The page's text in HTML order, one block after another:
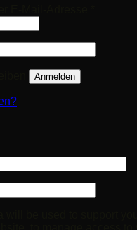
Anmelden